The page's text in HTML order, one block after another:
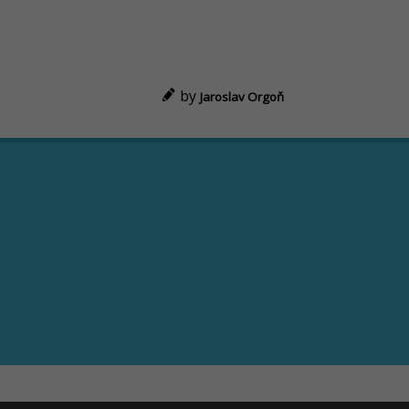
by Jaroslav Orgoň